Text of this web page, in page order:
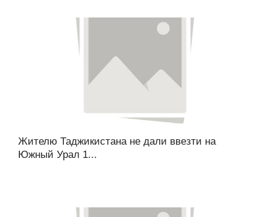
Жителю Таджикистана не дали ввезти на
Южный Урал 1...